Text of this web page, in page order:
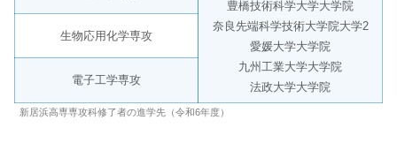
豊橋技術科学大学大学院
奈良先端科学技術大学院大学2
愛媛大学大学院
九州工業大学大学院
法政大学大学院
生物応用化学専攻
電子工学専攻
新居浜高専専攻科修了者の進学先（令和6年度）